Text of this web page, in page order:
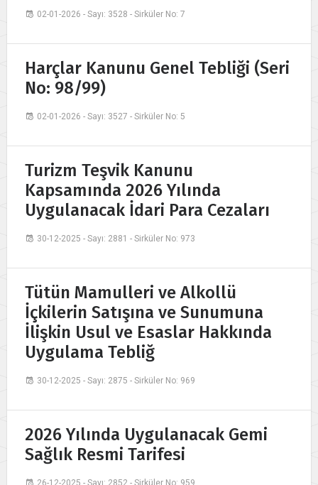
02-01-2026 - Sayı: 3528 - Sirküler No: 7
Harçlar Kanunu Genel Tebliği (Seri
No: 98/99)
02-01-2026 - Sayı: 3527 - Sirküler No: 5
Turizm Teşvik Kanunu
Kapsamında 2026 Yılında
Uygulanacak İdari Para Cezaları
30-12-2025 - Sayı: 2881 - Sirküler No: 973
Tütün Mamulleri ve Alkollü
İçkilerin Satışına ve Sunumuna
İlişkin Usul ve Esaslar Hakkında
Uygulama Tebliğ
30-12-2025 - Sayı: 2875 - Sirküler No: 969
2026 Yılında Uygulanacak Gemi
Sağlık Resmi Tarifesi
26-12-2025 - Sayı: 2852 - Sirküler No: 959